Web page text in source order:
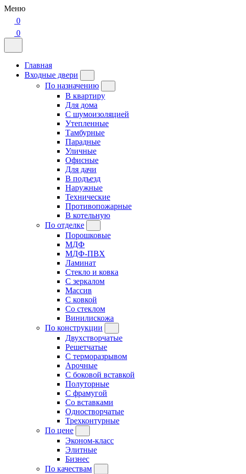
Меню
0
0
Главная
Входные двери
По назначению
В квартиру
Для дома
С шумоизоляцией
Утепленные
Тамбурные
Парадные
Уличные
Офисные
Для дачи
В подъезд
Наружные
Технические
Противопожарные
В котельную
По отделке
Порошковые
МДФ
МДФ-ПВХ
Ламинат
Стекло и ковка
С зеркалом
Массив
С ковкой
Со стеклом
Винилискожа
По конструкции
Двухстворчатые
Решетчатые
С терморазрывом
Арочные
С боковой вставкой
Полуторные
С фрамугой
Cо вставками
Одностворчатые
Трехконтурные
По цене
Эконом-класс
Элитные
Бизнес
По качествам